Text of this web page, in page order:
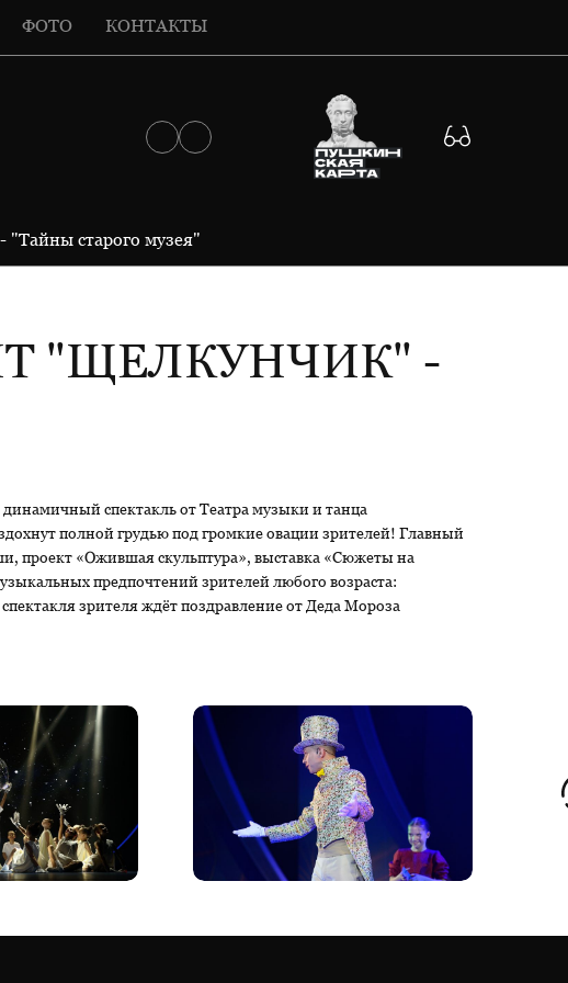
ФОТО КОНТАКТЫ
старого музея"
"ЩЕЛКУНЧИК" -
спектакль от Театра музыки и танца
полной грудью под громкие овации зрителей! Главный
проект «Ожившая скульптура», выставка «Сюжеты на
предпочтений зрителей любого возраста:
зрителя ждёт поздравление от Деда Мороза